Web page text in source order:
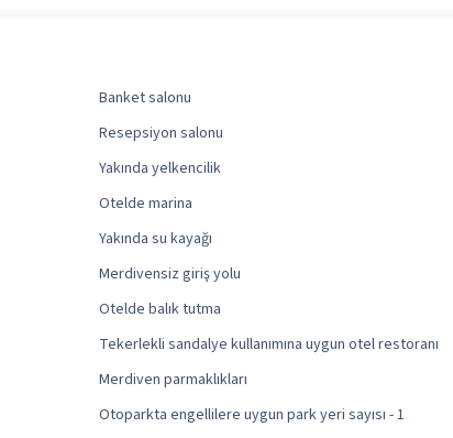
Banket salonu
Resepsiyon salonu
Yakında yelkencilik
Otelde marina
Yakında su kayağı
Merdivensiz giriş yolu
Otelde balık tutma
Tekerlekli sandalye kullanımına uygun otel restoranı
Merdiven parmaklıkları
Otoparkta engellilere uygun park yeri sayısı - 1